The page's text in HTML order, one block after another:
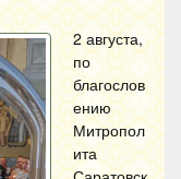
2 августа,
по
благослов
ению
Митропол
ита